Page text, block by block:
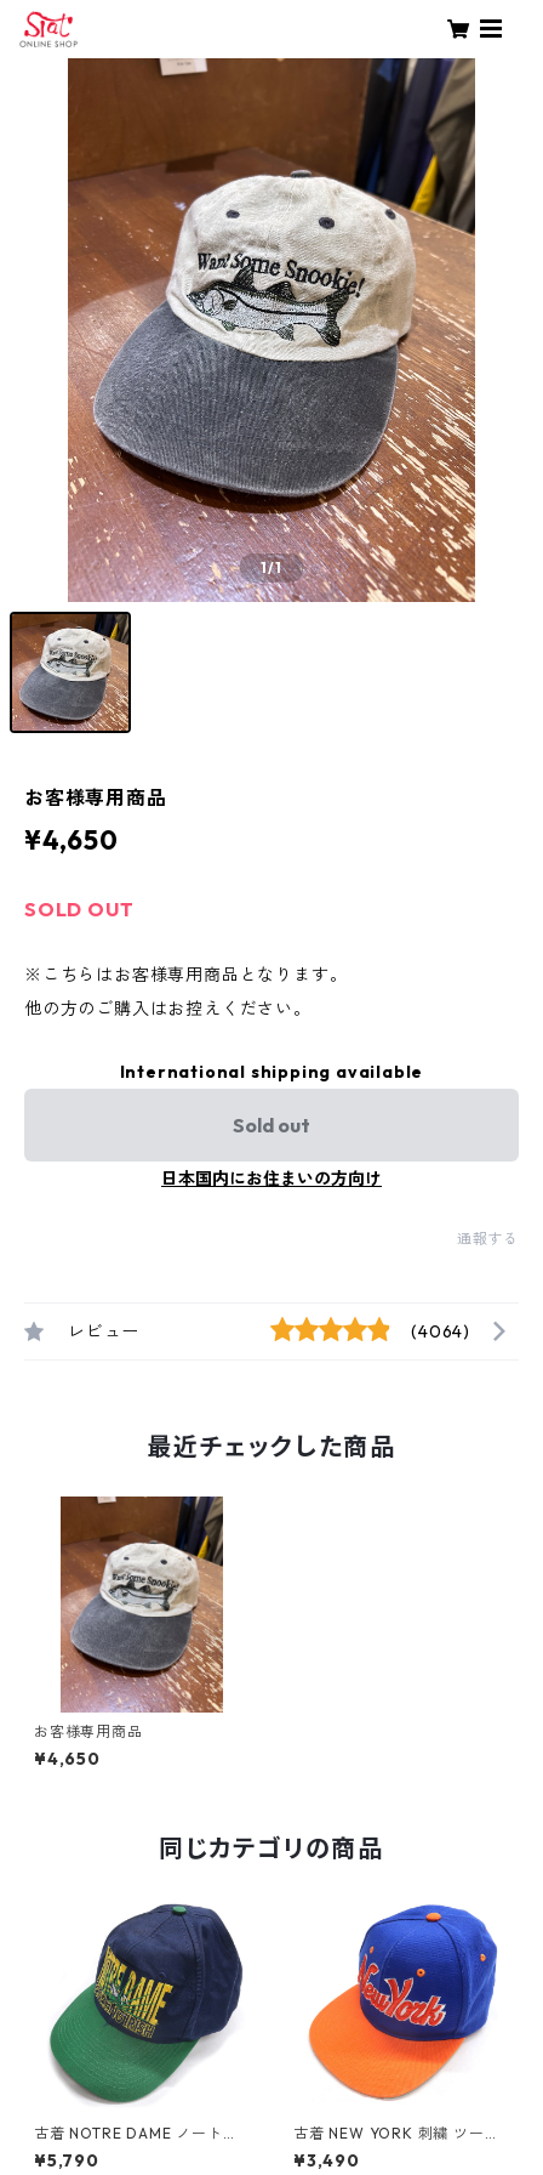
1/1
お客様専用商品
¥4,650
SOLD OUT
※こちらはお客様専用商品となります。
他の方のご購入はお控えください。
International shipping available
Sold out
日本国内にお住まいの方向け
通報する
レビュー (4064)
最近チェックした商品
お客様専用商品
¥4,650
同じカテゴリの商品
古着 NOTRE DAME ノートル
ダム ファイティング アイリッ
シュ 刺繍 キャップ ツートン
¥5,790
古着 NEW YORK 刺繍 ツート
ン ベースボールキャップ オレ
ンジ ブルー 表記：-- gd40
¥3,490